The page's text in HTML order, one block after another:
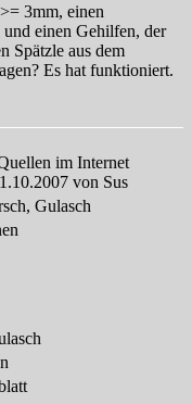
3mm, einen
und einen Gehilfen, der
Spätzle aus dem
Es hat funktioniert.
im Internet
von Sus
Gulasch